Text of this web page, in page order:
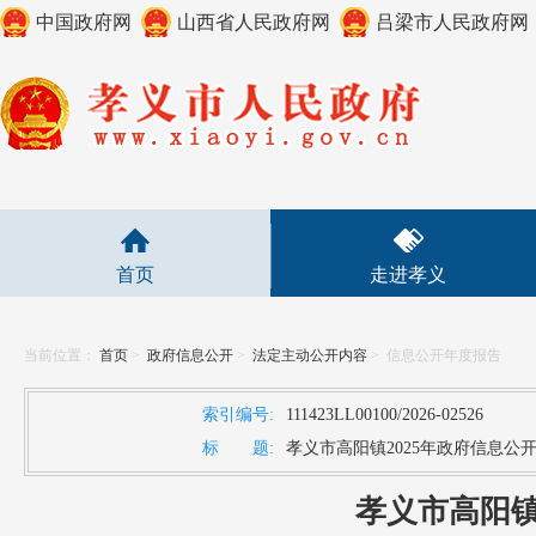
中国政府网 山西省人民政府网 吕梁市人民政府网
首页 走进孝义
当前位置： 首页 > 政府信息公开 > 法定主动公开内容 > 信息公开年度报告
索引编号:
111423LL00100/2026-02526
标 题:
孝义市高阳镇2025年政府信息公
孝义市高阳